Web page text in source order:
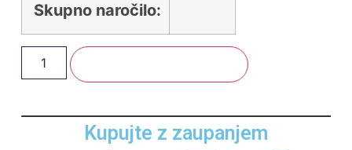
Skupno naročilo:
Kupujte z zaupanjem